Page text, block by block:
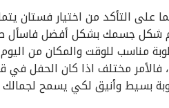
على التأكد من اختيار فستان
شكل جسمك بشكل أفضل فاسأل
مناسب للوقت والمكان من
مختلف اذا كان الحفل في
بسيط وأنيق لكي يسمح